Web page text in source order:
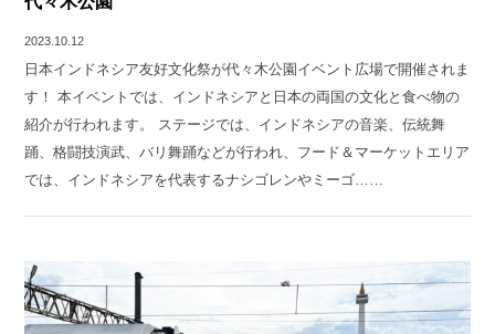
2023.10.12
日本インドネシア友好文化祭が代々木公園イベント広場で開催されま
す！ 本イベントでは、インドネシアと日本の両国の文化と食べ物の
紹介が行われます。 ステージでは、インドネシアの音楽、伝統舞
踊、格闘技演武、バリ舞踊などが行われ、フード＆マーケットエリア
では、インドネシアを代表するナシゴレンやミーゴ……